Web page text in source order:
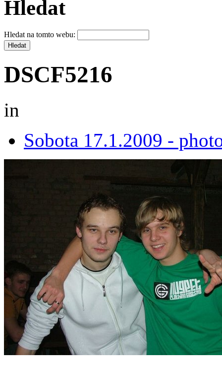
Hledat
Hledat na tomto webu:
DSCF5216
in
Sobota 17.1.2009 -